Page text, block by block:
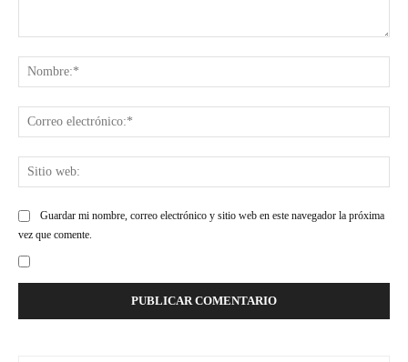
Guardar mi nombre, correo electrónico y sitio web en este navegador la próxima
vez que comente.